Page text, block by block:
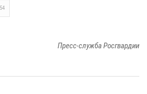
Пресс-служба Росгвардии